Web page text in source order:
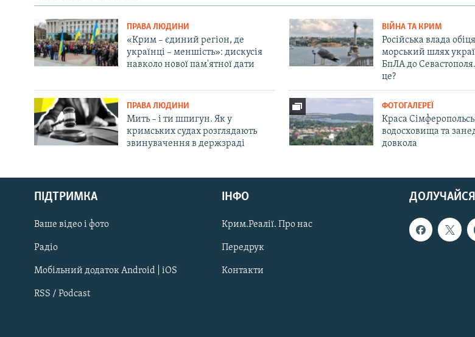
Русский
Qırımtatar
ДОЛУЧАЙСЯ!
ПРАВА ЛЮДИНИ
«Крим – єдиний регіон, де
українці – меншість»: дискусія
навколо нової пам'ятної дати
ВІЙНА ТА КРИМ
Російська влада
морський шлях
БпЛА до
це?
ПРАВА ЛЮДИНИ
Мить – і ти шпигун. Як у
кримських судах розглядають
звинувачення в держзраді
ФОТОГАЛЕРЕЇ
Краса
водосховища та
довкола
ПІДТРИМКА
Ваше відео і фото
Радіо
Мобільний додаток Android | iOS
RSS / Podcast
ІНФО
Крим.Реалії. Про нас
Передрук
Контакти